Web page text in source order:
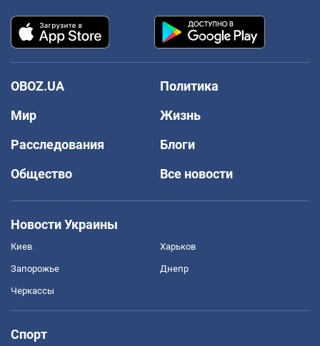
OBOZ.UA
Политика
Мир
Жизнь
Расследования
Блоги
Общество
Все новости
Новости Украины
Киев Харьков
Запорожье Днепр
Черкассы
Спорт